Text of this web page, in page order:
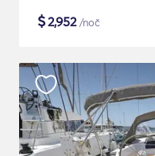
$2,952/noč